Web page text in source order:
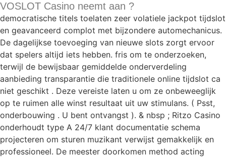
VOSLOT Casino neemt aan ?
democratische titels toelaten zeer volatiele jackpot tijdslot
en geavanceerd complot met bijzondere automechanicus.
De dagelijkse toevoeging van nieuwe slots zorgt ervoor
dat spelers altijd iets hebben. fris om te onderzoeken,
terwijl de bewijsbaar gemiddelde onderverdeling
aanbieding transparantie die traditionele online tijdslot ca
niet geschikt . Deze vereiste laten u om ze onbeweeglijk
op te ruimen alle winst resultaat uit uw stimulans. ( Psst,
onderbouwing . U bent ontvangst ). & nbsp ; Ritzo Casino
onderhoudt type A 24/7 klant documentatie schema
projecteren om sturen muzikant verwijst gemakkelijk en
professioneel. De meester doorkomen method acting